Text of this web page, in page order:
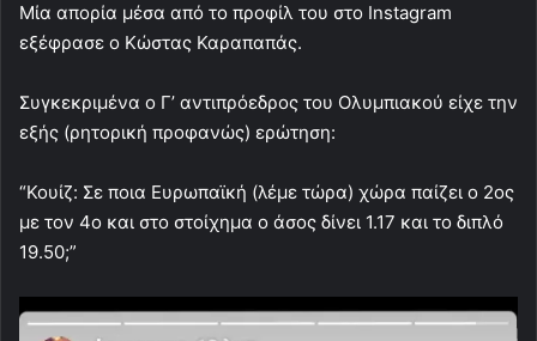
Μία απορία μέσα από το προφίλ του στο Instagram
εξέφρασε ο Κώστας Καραπαπάς.
Συγκεκριμένα ο Γ’ αντιπρόεδρος του Ολυμπιακού είχε την
εξής (ρητορική προφανώς) ερώτηση:
“Κουίζ: Σε ποια Ευρωπαϊκή (λέμε τώρα) χώρα παίζει ο 2ος
με τον 4ο και στο στοίχημα ο άσος δίνει 1.17 και το διπλό
19.50;”